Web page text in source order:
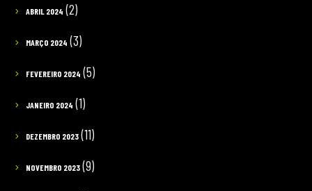
ABRIL 2024 (2)
MARÇO 2024 (3)
FEVEREIRO 2024 (5)
JANEIRO 2024 (1)
DEZEMBRO 2023(11)
NOVEMBRO 2023(9)